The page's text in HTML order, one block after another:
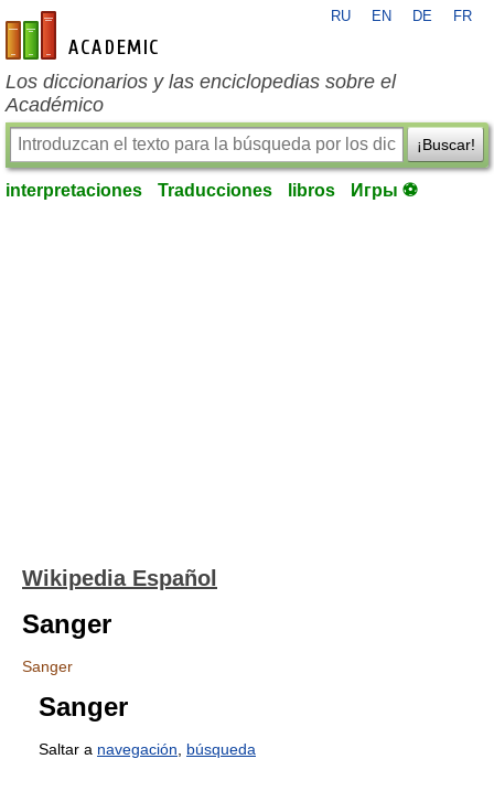
es-academic.com
RU EN DE FR
Los diccionarios y las enciclopedias sobre el
Académico
¡Buscar!
interpretaciones Traducciones libros Игры ⚽
Wikipedia Español
Sanger
Sanger
Sanger
Saltar a navegación búsqueda